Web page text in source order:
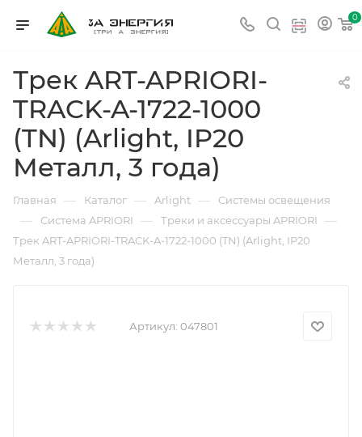
0
Трек ART-APRIORI-
TRACK-A-1722-1000
(TN) (Arlight, IP20
Металл, 3 года)
Главная — Каталог — Arlight — Системы освещения
— Система APRIORI — Треки и аксессуары APRIORI —
Трек ART-APRIORI-TRACK-A-1722-1000 (TN) (Arlight, IP20
Металл, 3 года)
Артикул: 047801